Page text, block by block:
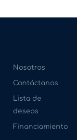
Nosotros
Contáctanos
Lista de
deseos
Financiamiento